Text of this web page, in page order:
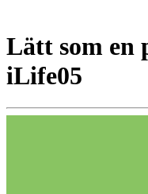
Lätt som en
iLife05